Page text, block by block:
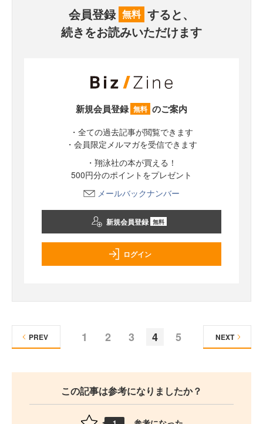
会員登録 無料 すると、
続きをお読みいただけます
新規会員登録 無料 のご案内
・全ての過去記事が閲覧できます
・会員限定メルマガを受信できます
・翔泳社の本が買える！
500円分のポイントをプレゼント
メールバックナンバー
新規会員登録 無料
ログイン
1 2 3 4 5
PREV NEXT
この記事は参考になりましたか？